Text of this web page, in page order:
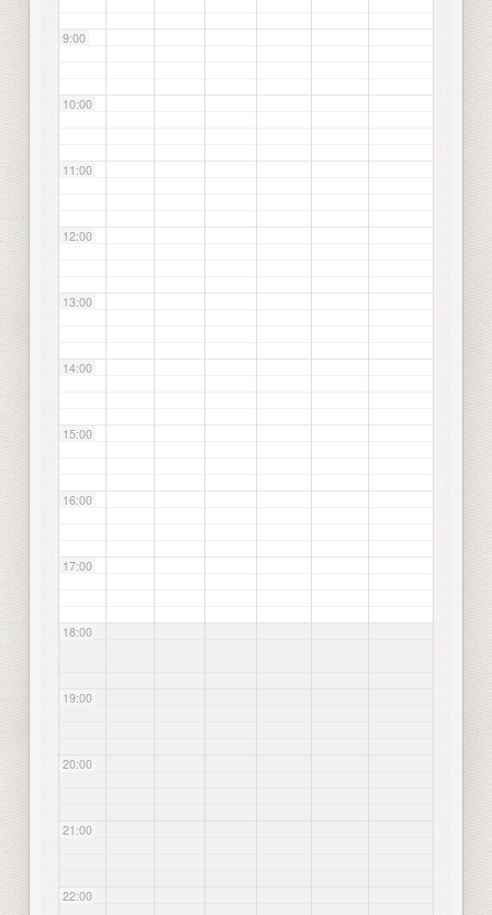
9:00
10:00
11:00
12:00
13:00
14:00
15:00
16:00
17:00
18:00
19:00
20:00
21:00
22:00